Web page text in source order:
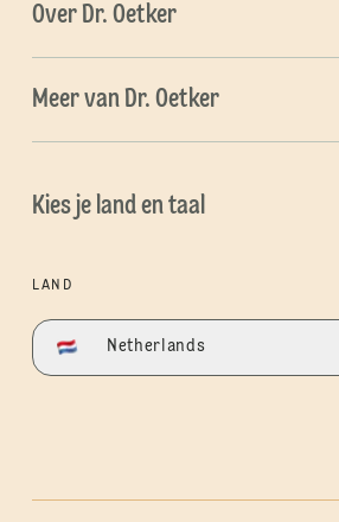
Over Dr. Oetker
Meer van Dr. Oetker
Kies je land en taal
LAND
Netherlands